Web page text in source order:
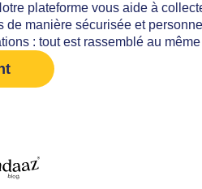
plateforme vous aide à
de manière sécurisée et
: tout est rassemblé au